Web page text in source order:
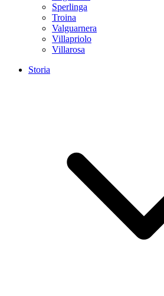
Sperlinga
Troina
Valguarnera
Villapriolo
Villarosa
Storia